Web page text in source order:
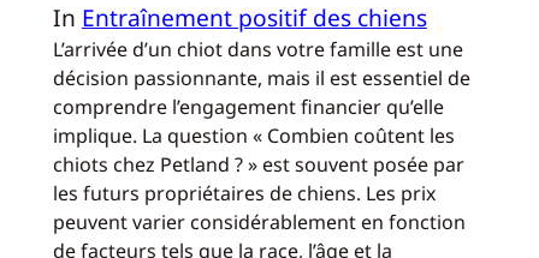
In Entraînement positif des chiens
L’arrivée d’un chiot dans votre famille est une
décision passionnante, mais il est essentiel de
comprendre l’engagement financier qu’elle
implique. La question « Combien coûtent les
chiots chez Petland ? » est souvent posée par
les futurs propriétaires de chiens. Les prix
peuvent varier considérablement en fonction
de facteurs tels que la race, l’âge et la